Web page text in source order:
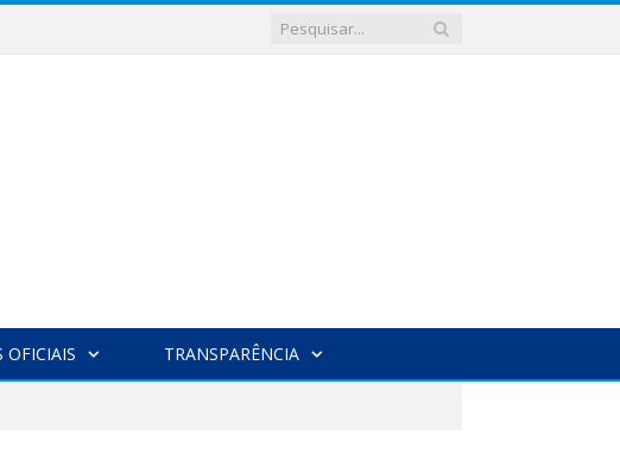
OFICIAIS TRANSPARÊNCIA